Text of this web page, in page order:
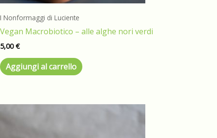
I Nonformaggi di Luciente
Vegan Macrobiotico – alle alghe nori verdi
5,00€
Aggiungi al carrello